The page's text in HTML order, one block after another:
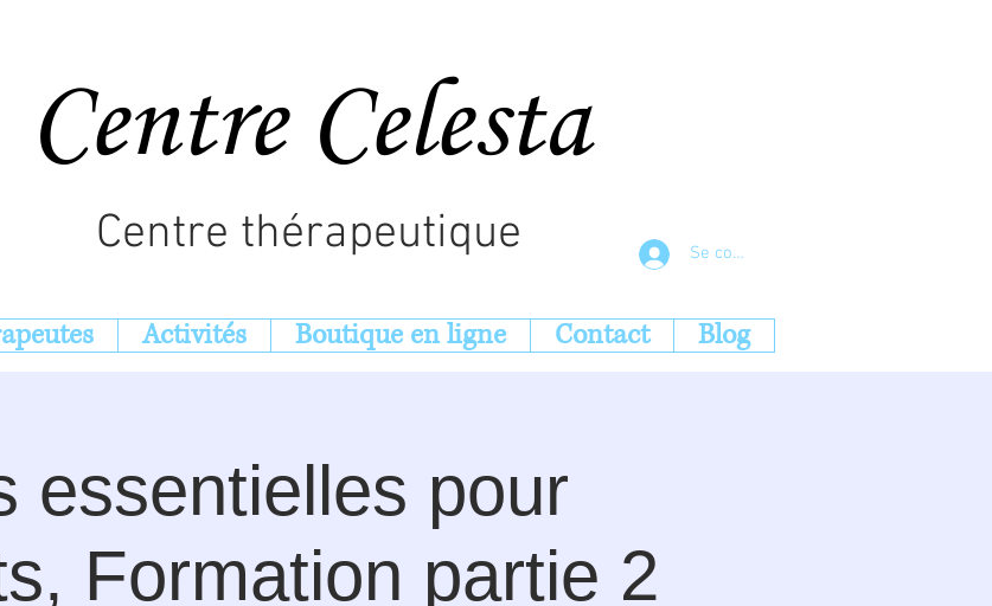
Centre Celesta
Centre thérapeutique Se connecter
Activités Boutique en ligne Contact Blog
essentielles pour
Formation partie 2